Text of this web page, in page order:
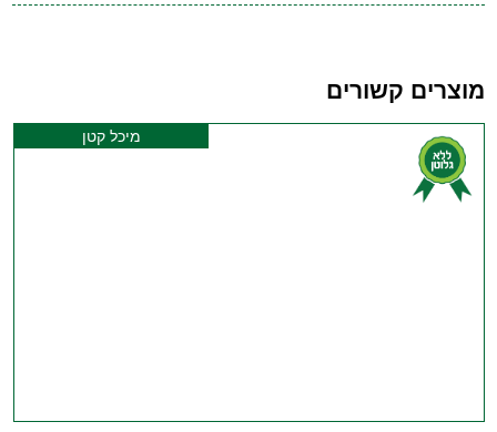
מוצרים קשורים
מיכל קטן